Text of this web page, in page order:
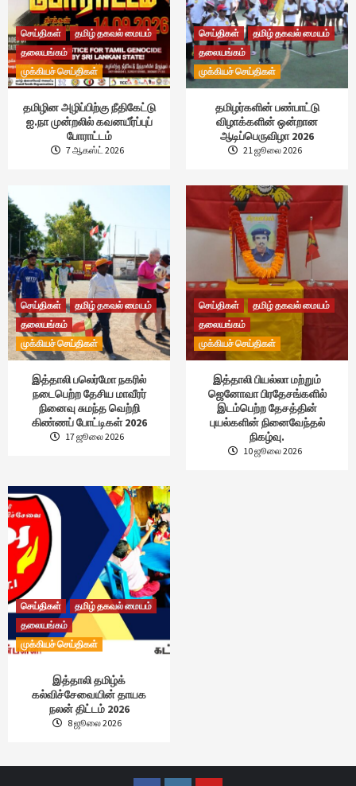
செய்திகள்
தமிழ் தகவல் மையம்
தலையங்கம்
முக்கியச் செய்திகள்
தமிழின அழிப்பிற்கு நீதிகேட்டு
ஐ.நா முன்றலில் கவனயீர்ப்புப்
போராட்டம்
7 ஆகஸ்ட் 2026
செய்திகள்
தமிழ் தகவல் மையம்
தலையங்கம்
முக்கியச் செய்திகள்
தமிழர்களின் பண்பாட்டு
விழாக்களின் ஒன்றான
ஆடிப்பெருவிழா 2026
21 ஜூலை 2026
செய்திகள்
தமிழ் தகவல் மையம்
தலையங்கம்
முக்கியச் செய்திகள்
இத்தாலி பலெர்மோ நகரில்
நடைபெற்ற தேசிய மாவீரர்
நினைவு சுமந்த வெற்றி
கிண்ணப் போட்டிகள் 2026
17 ஜூலை 2026
செய்திகள்
தமிழ் தகவல் மையம்
தலையங்கம்
முக்கியச் செய்திகள்
இத்தாலி பியல்லா மற்றும்
ஜெனோவா பிரதேசங்களில்
இடம்பெற்ற தேசத்தின்
புயல்களின் நினைவேந்தல்
நிகழ்வு.
10 ஜூலை 2026
செய்திகள்
தமிழ் தகவல் மையம்
தலையங்கம்
முக்கியச் செய்திகள்
இத்தாலி தமிழ்க்
கல்விச்சேவையின் தாயக
நலன் திட்டம் 2026
8 ஜூலை 2026